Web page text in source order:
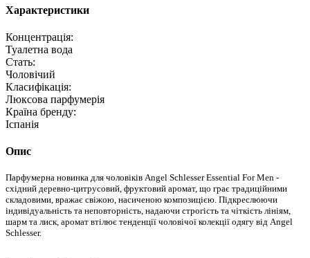
Характеристики
Концентрація:
Туалетна вода
Стать:
Чоловічий
Класифікація:
Люксова парфумерія
Країна бренду:
Іспанія
Опис
Парфумерна новинка для чоловіків Angel Schlesser Essential For Men -
східний деревно-цитрусовий, фруктовий аромат, що грає традиційними
складовими, вражає свіжою, насиченою композицією. Підкреслюючи
індивідуальність та неповторність, надаючи строгість та чіткість лініям,
шарм та лиск, аромат втілює тенденції чоловічої колекції одягу від Angel
Schlesser.